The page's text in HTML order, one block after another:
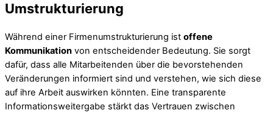
Umstrukturierung
Während einer Firmenumstrukturierung ist offene
Kommunikation von entscheidender Bedeutung. Sie sorgt
dafür, dass alle Mitarbeitenden über die bevorstehenden
Veränderungen informiert sind und verstehen, wie sich diese
auf ihre Arbeit auswirken könnten. Eine transparente
Informationsweitergabe stärkt das Vertrauen zwischen